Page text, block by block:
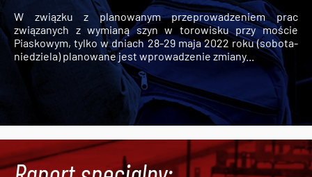
W związku z planowanym przeprowadzeniem prac
związanych z wymianą szyn w torowisku przy moście
Piaskowym, tylko w dniach 28-29 maja 2022 roku (sobota-
niedziela) planowane jest wprowadzenie zmiany...